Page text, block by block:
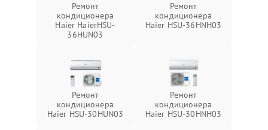
Ремонт
кондиционера
Haier HaierHSU-
36HUN03
Ремонт
кондиционера
Haier HSU-36HNH03
Ремонт
кондиционера
Haier HSU-30HUN03
Ремонт
кондиционера
Haier HSU-30HNH03